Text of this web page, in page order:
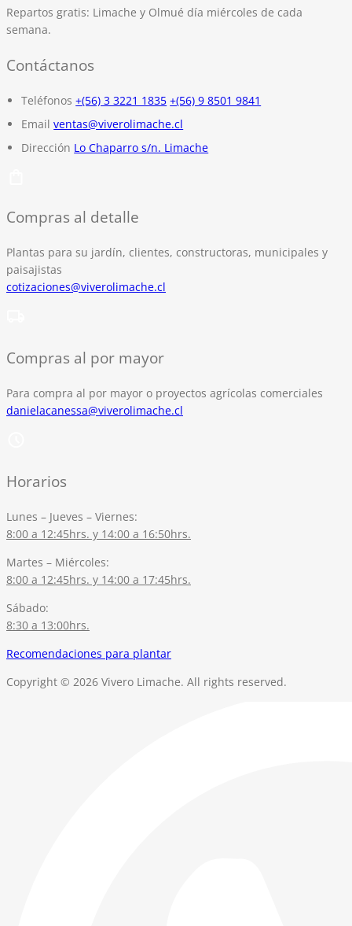
Repartos gratis: Limache y Olmué día miércoles de cada
semana.
Contáctanos
Teléfonos +(56) 3 3221 1835 +(56) 9 8501 9841
Email ventas@viverolimache.cl
Dirección Lo Chaparro s/n. Limache
Compras al detalle
Plantas para su jardín, clientes, constructoras, municipales y
paisajistas
cotizaciones@viverolimache.cl
Compras al por mayor
Para compra al por mayor o proyectos agrícolas comerciales
danielacanessa@viverolimache.cl
Horarios
Lunes – Jueves – Viernes:
8:00 a 12:45hrs. y 14:00 a 16:50hrs.
Martes – Miércoles:
8:00 a 12:45hrs. y 14:00 a 17:45hrs.
Sábado:
8:30 a 13:00hrs.
Recomendaciones para plantar
Copyright © 2026 Vivero Limache. All rights reserved.